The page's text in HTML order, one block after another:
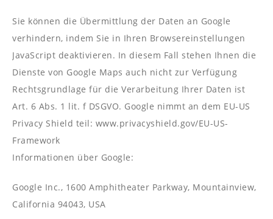
Sie können die Übermittlung der Daten an Google
verhindern, indem Sie in Ihren Browsereinstellungen
JavaScript deaktivieren. In diesem Fall stehen Ihnen die
Dienste von Google Maps auch nicht zur Verfügung
Rechtsgrundlage für die Verarbeitung Ihrer Daten ist
Art. 6 Abs. 1 lit. f DSGVO. Google nimmt an dem EU-US
Privacy Shield teil: www.privacyshield.gov/EU-US-
Framework
Informationen über Google:
Google Inc., 1600 Amphitheater Parkway, Mountainview,
California 94043, USA